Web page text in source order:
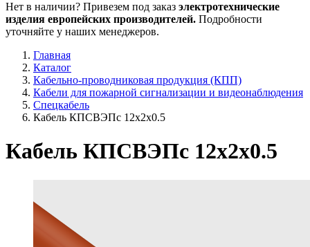
Нет в наличии? Привезем под заказ электротехнические
изделия европейских производителей. Подробности
уточняйте у наших менеджеров.
Главная
Каталог
Кабельно-проводниковая продукция (КПП)
Кабели для пожарной сигнализации и видеонаблюдения
Спецкабель
Кабель КПСВЭПс 12х2х0.5
Кабель КПСВЭПс 12х2х0.5